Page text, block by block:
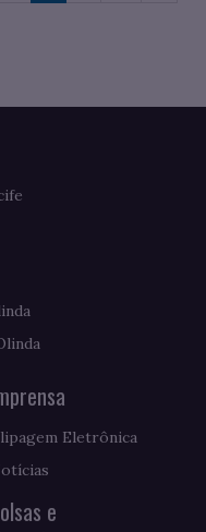
Eletrônica
e